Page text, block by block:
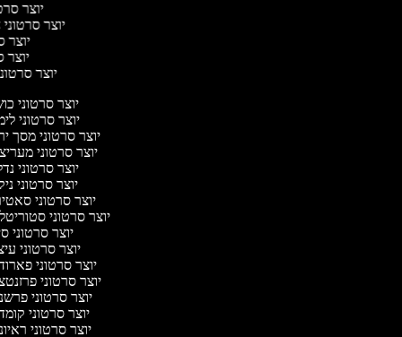
יוצר
יוצר
יוצר
יוצר
יוצר
יוצר סרטוני
יוצר סרטוני
יוצר סרטוני מסך
יוצר סרטוני
יוצר סרטוני
יוצר סרטוני
יוצר סרטוני
יוצר סרטוני
יוצר סרטוני
יוצר סרטוני
יוצר סרטוני
יוצר סרטוני
יוצר סרטוני
יוצר סרטוני
יוצר סרטוני